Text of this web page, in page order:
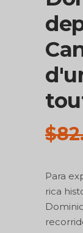
$
Para
rica